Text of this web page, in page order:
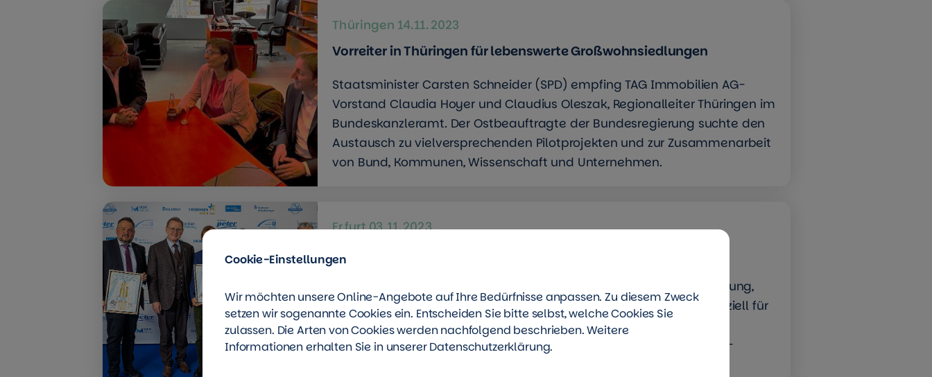
Thüringen 14.11.2023
Vorreiter in Thüringen für lebenswerte Großwohnsiedlungen
Staatsminister Carsten Schneider (SPD) empfing TAG Immobilien AG-
Vorstand Claudia Hoyer und Claudius Oleszak, Regionalleiter Thüringen im
Bundeskanzleramt. Der Ostbeauftragte der Bundesregierung suchte den
Austausch zu vielversprechenden Pilotprojekten und zur Zusammenarbeit
von Bund, Kommunen, Wissenschaft und Unternehmen.
Erfurt03.11.2023
Die TAG Wohnen wurde für ihr Engagement in der Quartiersentwicklung,
den Einsatz für eine gute Nachbarschaft und für die Angebote speziell für
SeniorInnen und hilfebedürftige Menschen ausgezeichnet.
Geschäftsführerin Claudia Hoyer wurde zur Thüringer Engagement-
Cookie-Einstellungen
Wir möchten unsere Online-Angebote auf Ihre Bedürfnisse anpassen. Zu diesem Zweck
setzen wir sogenannte Cookies ein. Entscheiden Sie bitte selbst, welche Cookies Sie
zulassen. Die Arten von Cookies werden nachfolgend beschrieben. Weitere
Informationen erhalten Sie in unsererDatenschutzerklärung.